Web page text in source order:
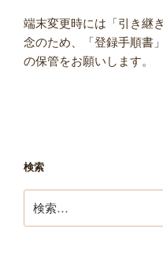
端末変更時には「引き継
念のため、「登録手順書
の保管をお願いします。
検索
索: